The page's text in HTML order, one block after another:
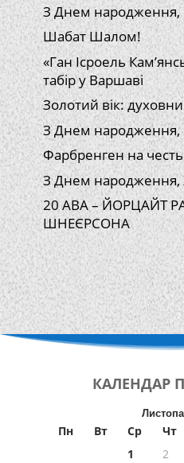
З Днем народження,
Шабат Шалом!
«Ган Ісроель
табір у Варшаві
Золотий вік:
З Днем народження,
Фарбренген на
З Днем народження,
20 АВА – ЙОРЦАЙТ
ШНЕЄРСОНА
КАЛЕНДАР
Пн Вт Ср Чт
1
2